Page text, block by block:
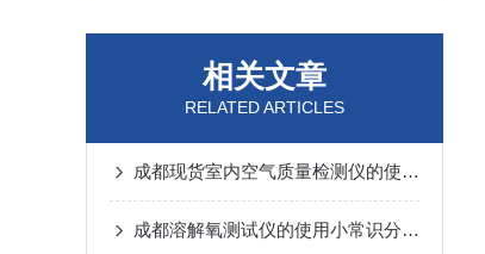
相关文章
RELATED ARTICLES
成都现货室内空气质量检测仪的使用方法
成都溶解氧测试仪的使用小常识分别是什么？